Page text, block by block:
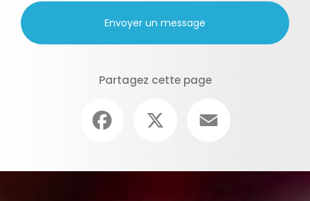
Envoyer un message
Partagez cette page